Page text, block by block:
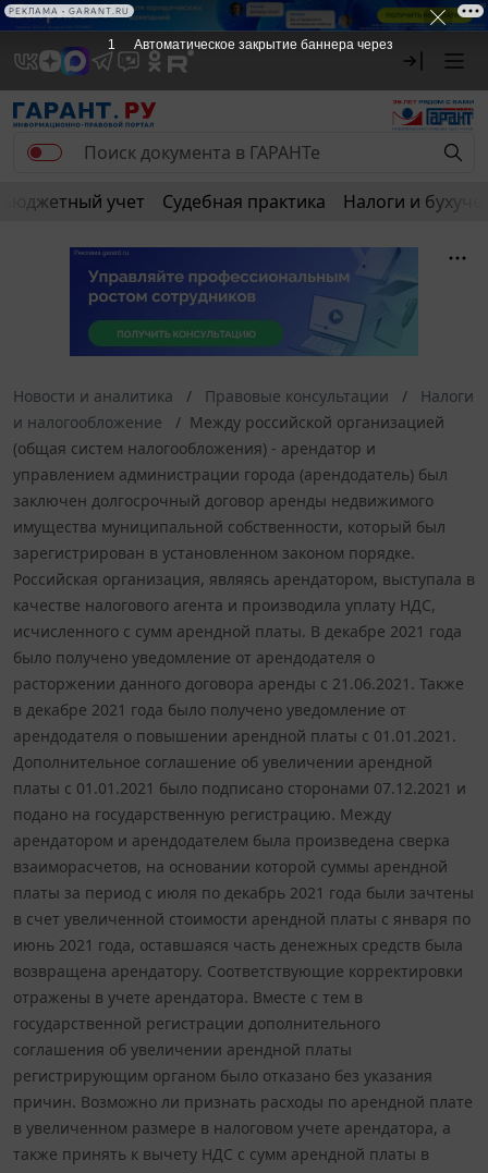
Бюджетный учет Судебная практика Налоги и
Новости и аналитика Правовые консультации
Налоги
и налогообложение
Между российской организацией
(общая систем налогообложения) - арендатор и
управлением администрации города (арендодатель) был
заключен долгосрочный договор аренды недвижимого
имущества муниципальной собственности, который был
зарегистрирован в установленном законом порядке.
Российская организация, являясь арендатором, выступала в
качестве налогового агента и производила уплату НДС,
исчисленного с сумм арендной платы. В декабре 2021 года
было получено уведомление от арендодателя о
расторжении данного договора аренды с 21.06.2021. Также
в декабре 2021 года было получено уведомление от
арендодателя о повышении арендной платы с 01.01.2021.
Дополнительное соглашение об увеличении арендной
платы с 01.01.2021 было подписано сторонами 07.12.2021 и
подано на государственную регистрацию. Между
арендатором и арендодателем была произведена сверка
взаиморасчетов, на основании которой суммы арендной
платы за период с июля по декабрь 2021 года были зачтены
в счет увеличенной стоимости арендной платы с января по
июнь 2021 года, оставшаяся часть денежных средств была
возвращена арендатору. Соответствующие корректировки
отражены в учете арендатора. Вместе с тем в
государственной регистрации дополнительного
соглашения об увеличении арендной платы
регистрирующим органом было отказано без указания
причин. Возможно ли признать расходы по арендной плате
в увеличенном размере в налоговом учете арендатора, а
также принять к вычету НДС с сумм арендной платы в
1 Автоматическое закрытие баннера через
РЕКЛАМА • GARANT.RU